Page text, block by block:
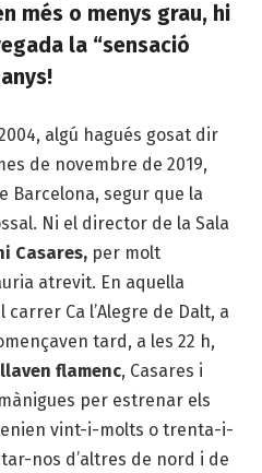
més o menys grau, hi
la “sensació
algú hagués gosat dir
de novembre de 2019,
Barcelona, segur que la
Ni el director de la Sala
Casares, per molt
atrevit. En aquella
Ca l’Alegre de Dalt, a
tard, a les 22 h,
flamenc, Casares i
per estrenar els
vint-i-molts o trenta-i-
nos d’altres de nord i de